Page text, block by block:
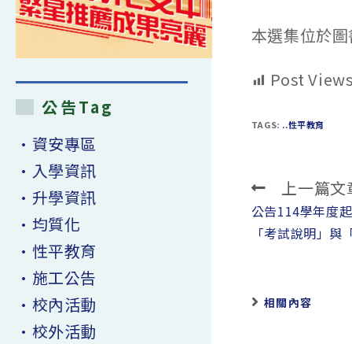
本選集位於
Post
TAGS: ..性平教育
Read
more
articles
上一篇文
公告114學年度
「考試說明」與
相關內容
公告Tag
•資安專區
•入學資訊
•升學資訊
•均質化
•性平教育
•施工公告
•校內活動
•校外活動